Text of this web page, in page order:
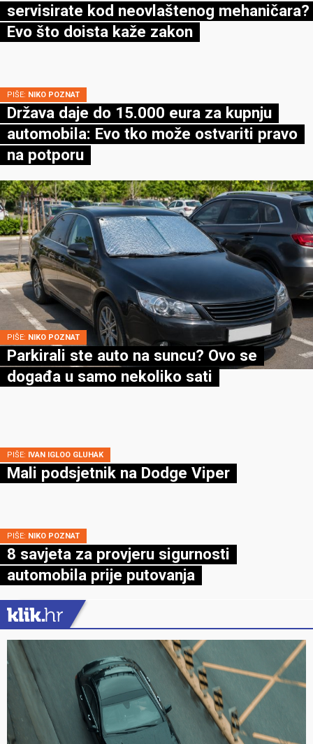
servisirate kod neovlaštenog mehaničara?
Evo što doista kaže zakon
PIŠE: NIKO POZNAT
Država daje do 15.000 eura za kupnju
automobila: Evo tko može ostvariti pravo
na potporu
PIŠE: NIKO POZNAT
Parkirali ste auto na suncu? Ovo se
događa u samo nekoliko sati
PIŠE: IVAN IGLOO GLUHAK
Mali podsjetnik na Dodge Viper
PIŠE: NIKO POZNAT
8 savjeta za provjeru sigurnosti
automobila prije putovanja